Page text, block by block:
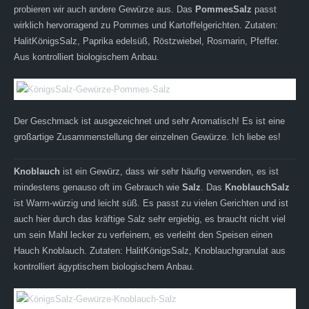
probieren wir auch andere Gewürze aus. Das PommesSalz passt
wirklich hervorragend zu Pommes und Kartoffelgerichten. Zutaten:
HalitKönigsSalz, Paprika edelsüß, Röstzwiebel, Rosmarin, Pfeffer.
Aus kontrolliert biologischem Anbau.
Der Geschmack ist ausgezeichnet und sehr Aromatisch! Es ist eine
großartige Zusammenstellung der einzelnen Gewürze. Ich liebe es!
Knoblauch ist ein Gewürz, dass wir sehr häufig verwenden, es ist
mindestens genauso oft im Gebrauch wie Salz. Das KnoblauchSalz
ist Warm-würzig und leicht süß. Es passt zu vielen Gerichten und ist
auch hier durch das kräftige Salz sehr ergiebig, es braucht nicht viel
um sein Mahl lecker zu verfeinern, es verleiht den Speisen einen
Hauch Knoblauch. Zutaten: HalitKönigsSalz, Knoblauchgranulat aus
kontrolliert ägyptischem biologischem Anbau.